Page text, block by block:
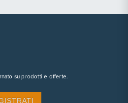
su prodotti e offerte.